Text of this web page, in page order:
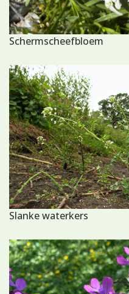
Schermscheefbloem
Slanke waterkers